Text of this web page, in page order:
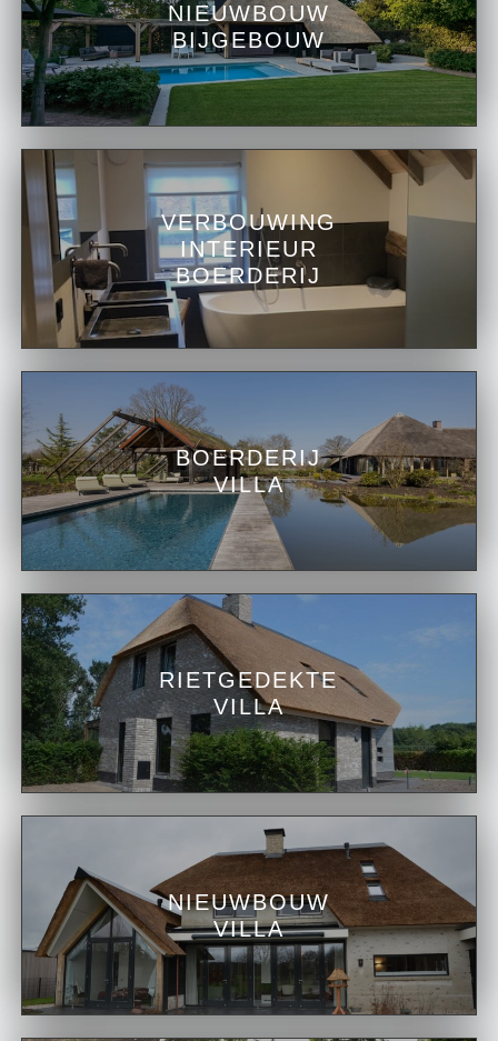
NIEUWBOUW
BIJGEBOUW
VERBOUWING
INTERIEUR
BOERDERIJ
BOERDERIJ
VILLA
RIETGEDEKTE
VILLA
NIEUWBOUW
VILLA